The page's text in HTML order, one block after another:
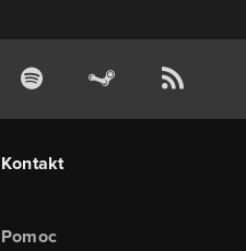
Kontakt
Pomoc